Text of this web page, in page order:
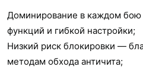
Доминирование в каждом бою
функций и гибкой настройки;
Низкий риск блокировки —
методам обхода античита;